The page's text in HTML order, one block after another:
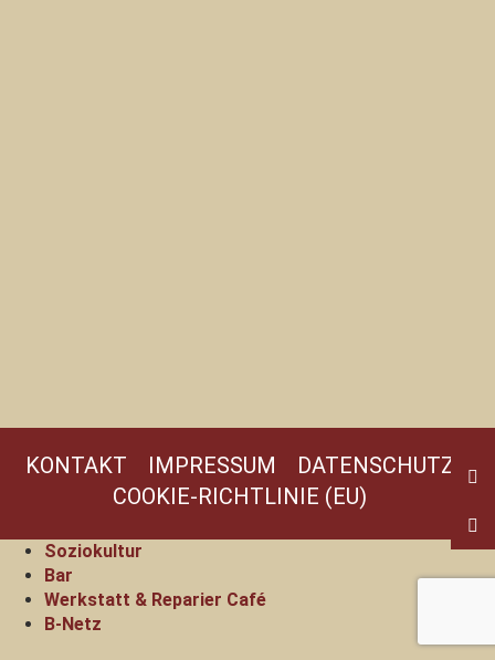
KONTAKT IMPRESSUM
DATENSCHUTZ
COOKIE-RICHTLINIE (EU)
Soziokultur
Bar
Werkstatt & Reparier Café
B-Netz